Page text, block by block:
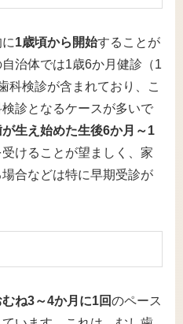
1歳頃から開始することが
治体では1歳6か月健診（1
科検診が含まれており、こ
診となるケースが多いで
生え始めた生後6か月～1
けることが望ましく、家
合などは特に早期受診が
むね3～4か月に1回のペース